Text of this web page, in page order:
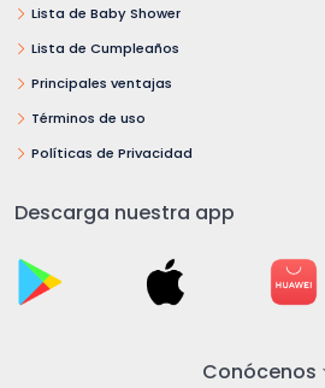
Lista de Baby Shower
Lista de Cumpleaños
Principales ventajas
Términos de uso
Políticas de Privacidad
Descarga nuestra app
Conócenos